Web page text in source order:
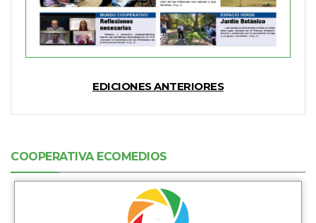
EDICIONES ANTERIORES
COOPERATIVA ECOMEDIOS